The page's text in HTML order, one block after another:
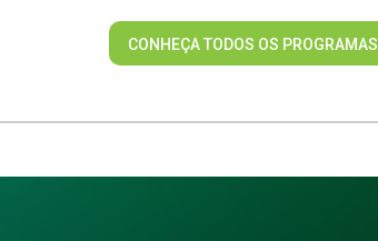
CONHEÇA TODOS OS PROGRAMAS